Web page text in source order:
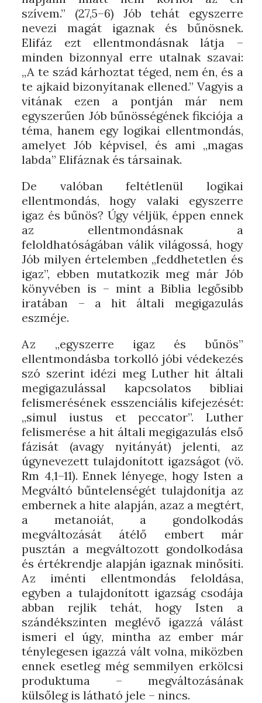
szívem.” (27,5–6) Jób tehát egyszerre
nevezi magát igaznak és bűnösnek.
Elifáz ezt ellentmondásnak látja –
minden bizonnyal erre utalnak szavai:
„A te szád kárhoztat téged, nem én, és a
te ajkaid bizonyítanak ellened.” Vagyis a
vitának ezen a pontján már nem
egyszerűen Jób bűnösségének fikciója a
téma, hanem egy logikai ellentmondás,
amelyet Jób képvisel, és ami „magas
labda” Elifáznak és társainak.
De valóban feltétlenül logikai
ellentmondás, hogy valaki egyszerre
igaz és bűnös? Úgy véljük, éppen ennek
az ellentmondásnak a
feloldhatóságában válik világossá, hogy
Jób milyen értelemben „feddhetetlen és
igaz”, ebben mutatkozik meg már Jób
könyvében is – mint a Biblia legősibb
iratában – a hit általi megigazulás
eszméje.
Az „egyszerre igaz és bűnös”
ellentmondásba torkolló jóbi védekezés
szó szerint idézi meg Luther hit általi
megigazulással kapcsolatos bibliai
felismerésének esszenciális kifejezését:
„simul iustus et peccator”. Luther
felismerése a hit általi megigazulás első
fázisát (avagy nyitányát) jelenti, az
úgynevezett tulajdonított igazságot (vö.
Rm 4,1–11). Ennek lényege, hogy Isten a
Megváltó bűntelenségét tulajdonítja az
embernek a hite alapján, azaz a megtért,
a metanoiát, a gondolkodás
megváltozását átélő embert már
pusztán a megváltozott gondolkodása
és értékrendje alapján igaznak minősíti.
Az iménti ellentmondás feloldása,
egyben a tulajdonított igazság csodája
abban rejlik tehát, hogy Isten a
szándékszinten meglévő igazzá válást
ismeri el úgy, mintha az ember már
ténylegesen igazzá vált volna, miközben
ennek esetleg még semmilyen erkölcsi
produktuma – megváltozásának
külsőleg is látható jele – nincs.